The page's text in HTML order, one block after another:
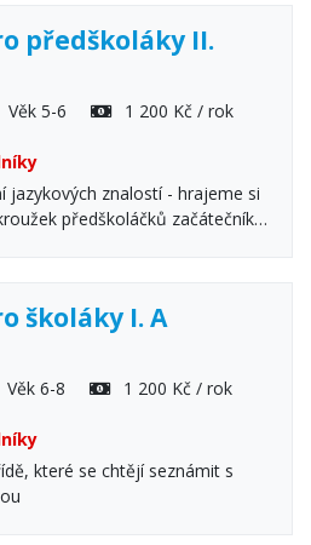
předškoláky II.
Věk 5-6
1 200 Kč / rok
jazykových znalostí - hrajeme si
předškoláčků začátečníků
školáky I. A
Věk 6-8
1 200 Kč / rok
které se chtějí seznámit s